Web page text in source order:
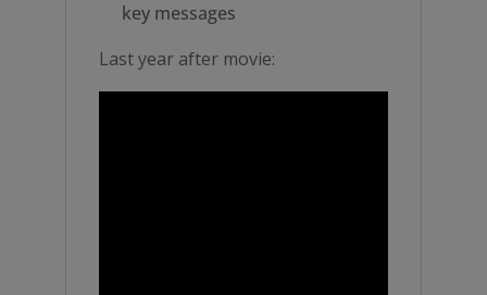
key messages
Last year after movie: